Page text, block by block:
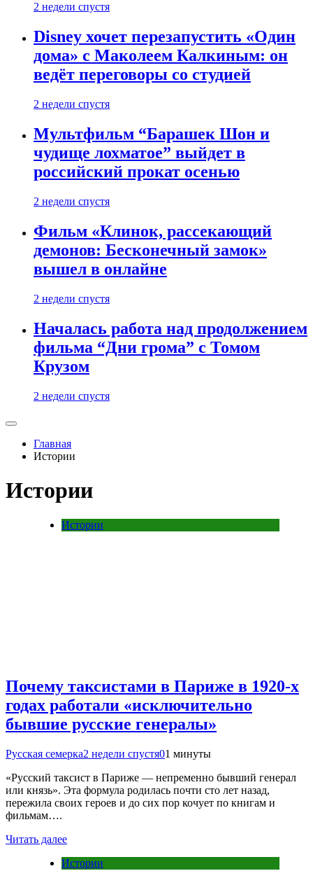
2 недели спустя
Disney хочет перезапустить «Один
дома» с Маколеем Калкиным: он
ведёт переговоры со студией
2 недели спустя
Мультфильм “Барашек Шон и
чудище лохматое” выйдет в
российский прокат осенью
2 недели спустя
Фильм «Клинок, рассекающий
демонов: Бесконечный замок»
вышел в онлайне
2 недели спустя
Началась работа над продолжением
фильма “Дни грома” с Томом
Крузом
2 недели спустя
Главная
Истории
Истории
Истории
Почему таксистами в Париже в 1920-х
годах работали «исключительно
бывшие русские генералы»
Русская семерка2 недели спустя01 минуты
«Русский таксист в Париже — непременно бывший генерал
или князь». Эта формула родилась почти сто лет назад,
пережила своих героев и до сих пор кочует по книгам и
фильмам….
Читать далее
Истории